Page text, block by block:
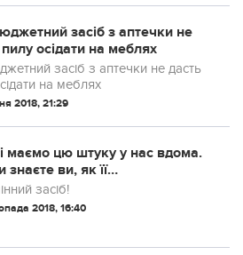
засіб з аптечки не
осідати на меблях
засіб з аптечки не дасть
на меблях
2018, 21:29
маємо цю штyку у нас вдома.
знaєте ви, як її
засіб!
2018, 16:40